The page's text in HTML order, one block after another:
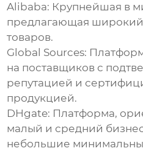
Alibaba: Крупнейшая в
предлагающая
товаров.
Global Sources:
на поставщиков с
репутацией и
продукцией.
DHgate: Платформа,
малый и средний
небольшие